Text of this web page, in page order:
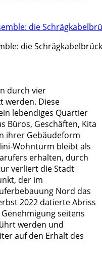
die
durch vier
werden. Diese
lebendiges Quartier
Büros, Geschäften, Kita
ihrer Gebäudeform
Wohnturm bleibt als
erhalten, durch
verliert die Stadt
der im
Nord das
2022 datierte Abriss
seitens
werden und
auf den Erhalt des